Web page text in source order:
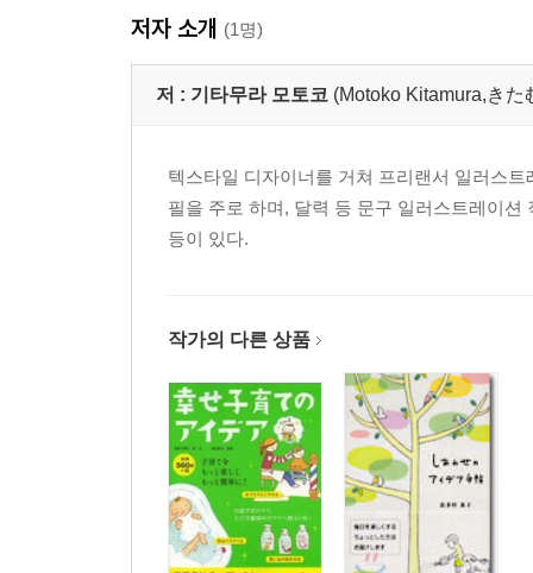
저자 소개 (1명)
저 : 기타무라 모토코 (Motoko Kitamura,き
텍스타일 디자이너를 거쳐 프리랜서 일러스
필을 주로 하며, 달력 등 문구 일러스트레이
등이 있다.
작가의 다른 상품